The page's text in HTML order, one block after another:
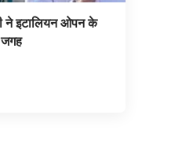
ने इटालियन ओपन के
जगह